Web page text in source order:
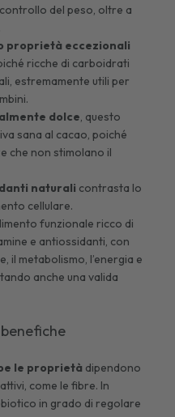
del peso, oltre a
proprietà eccezionali
ricche di carboidrati
, estremamente utili per
dolce, questo
sana al cacao, poiché
che non stimolano il
naturali contrasta lo
cellulare.
funzionale ricco di
e antiossidanti, con
il metabolismo, l’energia e
anche una valida
le proprietà dipendono
come le fibre. In
in grado di regolare